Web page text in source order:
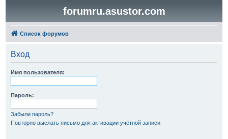
forumru.asustor.com
Список форумов
Вход
Имя пользователя:
Пароль:
Забыли пароль?
Повторно выслать письмо для активации учётной записи